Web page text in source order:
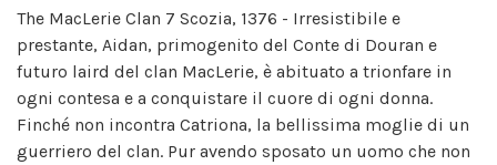
The MacLerie Clan 7 Scozia, 1376 - Irresistibile e
prestante, Aidan, primogenito del Conte di Douran e
futuro laird del clan MacLerie, è abituato a trionfare in
ogni contesa e a conquistare il cuore di ogni donna.
Finché non incontra Catriona, la bellissima moglie di un
guerriero del clan. Pur avendo sposato un uomo che non